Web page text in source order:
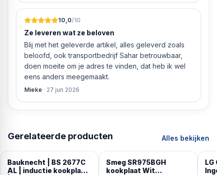
10,0/10
Ze leveren wat ze beloven
Blij met het geleverde artikel, alles geleverd zoals
beloofd, ook transportbedrijf Sahar betrouwbaar,
doen moeite om je adres te vinden, dat heb ik wel
eens anders meegemaakt.
Mieke · 27 jun 2026
Gerelateerde producten Alles bekijken
Bauknecht | BS 2677C
AL | inductie kookplaat
Smeg SR975BGH
kookplaat Wit
LG